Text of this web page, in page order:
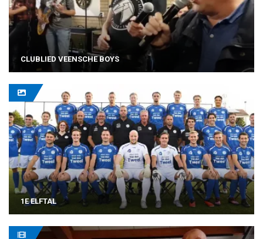
CLUBLIED VEENSCHE BOYS
1E ELFTAL